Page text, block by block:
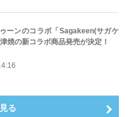
ーンのコラボ「Sagakeen(サガケ
焼の新コラボ商品発売が決定！
る